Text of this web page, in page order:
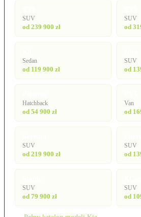
SUV
od 239 900 zł
SUV
od
Sedan
od 119 900 zł
SUV
od
Hatchback
od 54 900 zł
Van
od
SUV
od 219 900 zł
SUV
od
SUV
od 79 900 zł
SUV
od